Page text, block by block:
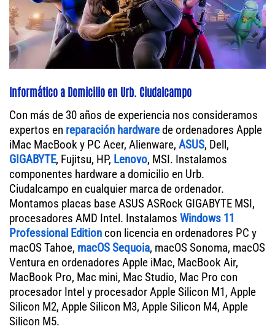
Informático a Domicilio en Urb. Ciudalcampo
Con más de 30 años de experiencia nos consideramos
expertos en reparación hardwarede ordenadores Apple
iMac MacBook y PC Acer, Alienware, ASUS, Dell,
GIGABYTE, Fujitsu, HP, Lenovo, MSI. Instalamos
componentes hardware a domicilio en Urb.
Ciudalcampo en cualquier marca de ordenador.
Montamos placas base ASUS ASRock GIGABYTE MSI,
procesadores AMD Intel. Instalamos Windows 11
Professional Edition con licencia en ordenadores PC y
macOS Tahoe, macOS Sequoia, macOS Sonoma, macOS
Ventura en ordenadores Apple iMac, MacBook Air,
MacBook Pro, Mac mini, Mac Studio, Mac Pro con
procesador Intel y procesador Apple Silicon M1, Apple
Silicon M2, Apple Silicon M3, Apple Silicon M4, Apple
Silicon M5.